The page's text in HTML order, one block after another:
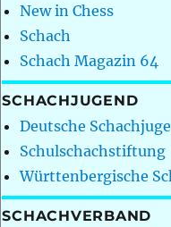
New in Chess
Schach
Schach Magazin 64
SCHACHJUGEND
Deutsche
Schulschachstiftung
Württenbergische
SCHACHVERBAND